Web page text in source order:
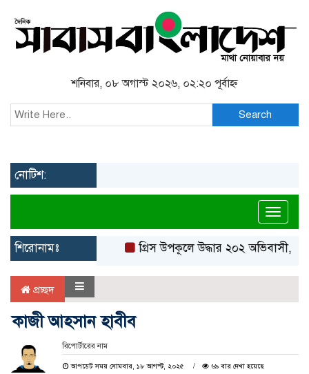
শনিবার, ০৮ অগাস্ট ২০২৬, ০২:২০ পূর্বাহ্ন
Search
নোটিশ:
শিরোনামঃ গ্রিস উপকূলে উদ্ধার ২০২ অভিবাসী,
প্রচ্ছদ
কাজী আহসান হাবীব
রিপোর্টারের নাম
আপডেট সময় সোমবার, ১৮ আগস্ট, ২০২৫ ৬৯ বার দেখা হয়েছে